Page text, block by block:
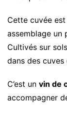
Cette cuvée est
assemblage un
Cultivés sur
dans des cuves
C’est un vin de
accompagner